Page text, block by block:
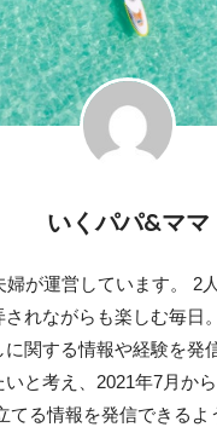
いくパパ&ママ
婦が運営しています。 2
されながらも楽しむ毎日
に関する情報や経験を発
いと考え、2021年7月か
てる情報を発信できるよ